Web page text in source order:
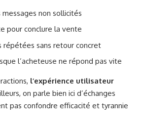
non sollicités
pour conclure la vente
répétées sans retour concret
l’acheteuse ne répond pas vite
l’expérience utilisateur
on parle bien ici d’échanges
pas confondre efficacité et tyrannie